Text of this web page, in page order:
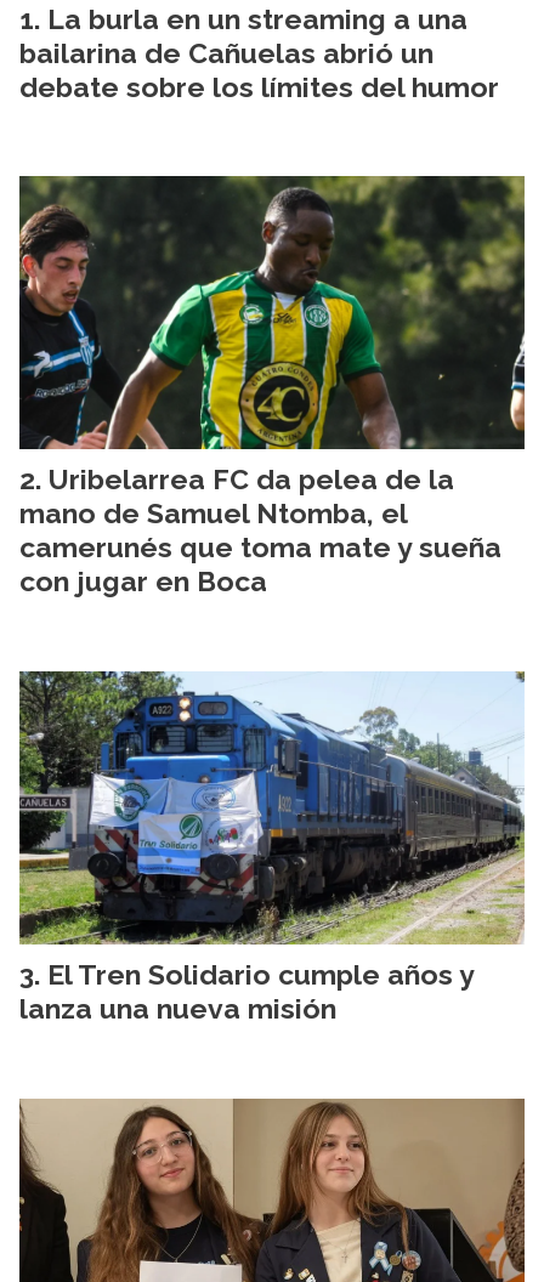
La burla en un streaming a una
bailarina de Cañuelas abrió un
debate sobre los límites del humor
Uribelarrea FC da pelea de la
mano de Samuel Ntomba, el
camerunés que toma mate y sueña
con jugar en Boca
El Tren Solidario cumple años y
lanza una nueva misión